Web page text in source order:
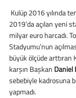
2019’da açılan yeni
milyar euro harcadı.
Stadyumu’nun
büyük ölçüde arttıran
karşın Başkan Daniel
sebebiyle kadrosuna
yapmadı.